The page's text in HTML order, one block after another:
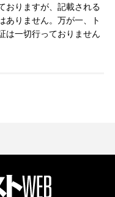
おりますが、記載される
ありません。万が一、ト
は一切行っておりません